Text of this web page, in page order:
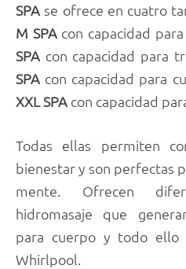
SPA se ofrece en cuatro
M SPA con capacidad
SPA con capacidad para
SPA con capacidad para
XXL SPA con capacidad
Todas ellas permiten
bienestar y son perfectas
mente. Ofrecen
hidromasaje que
para cuerpo y todo ello
Whirlpool.